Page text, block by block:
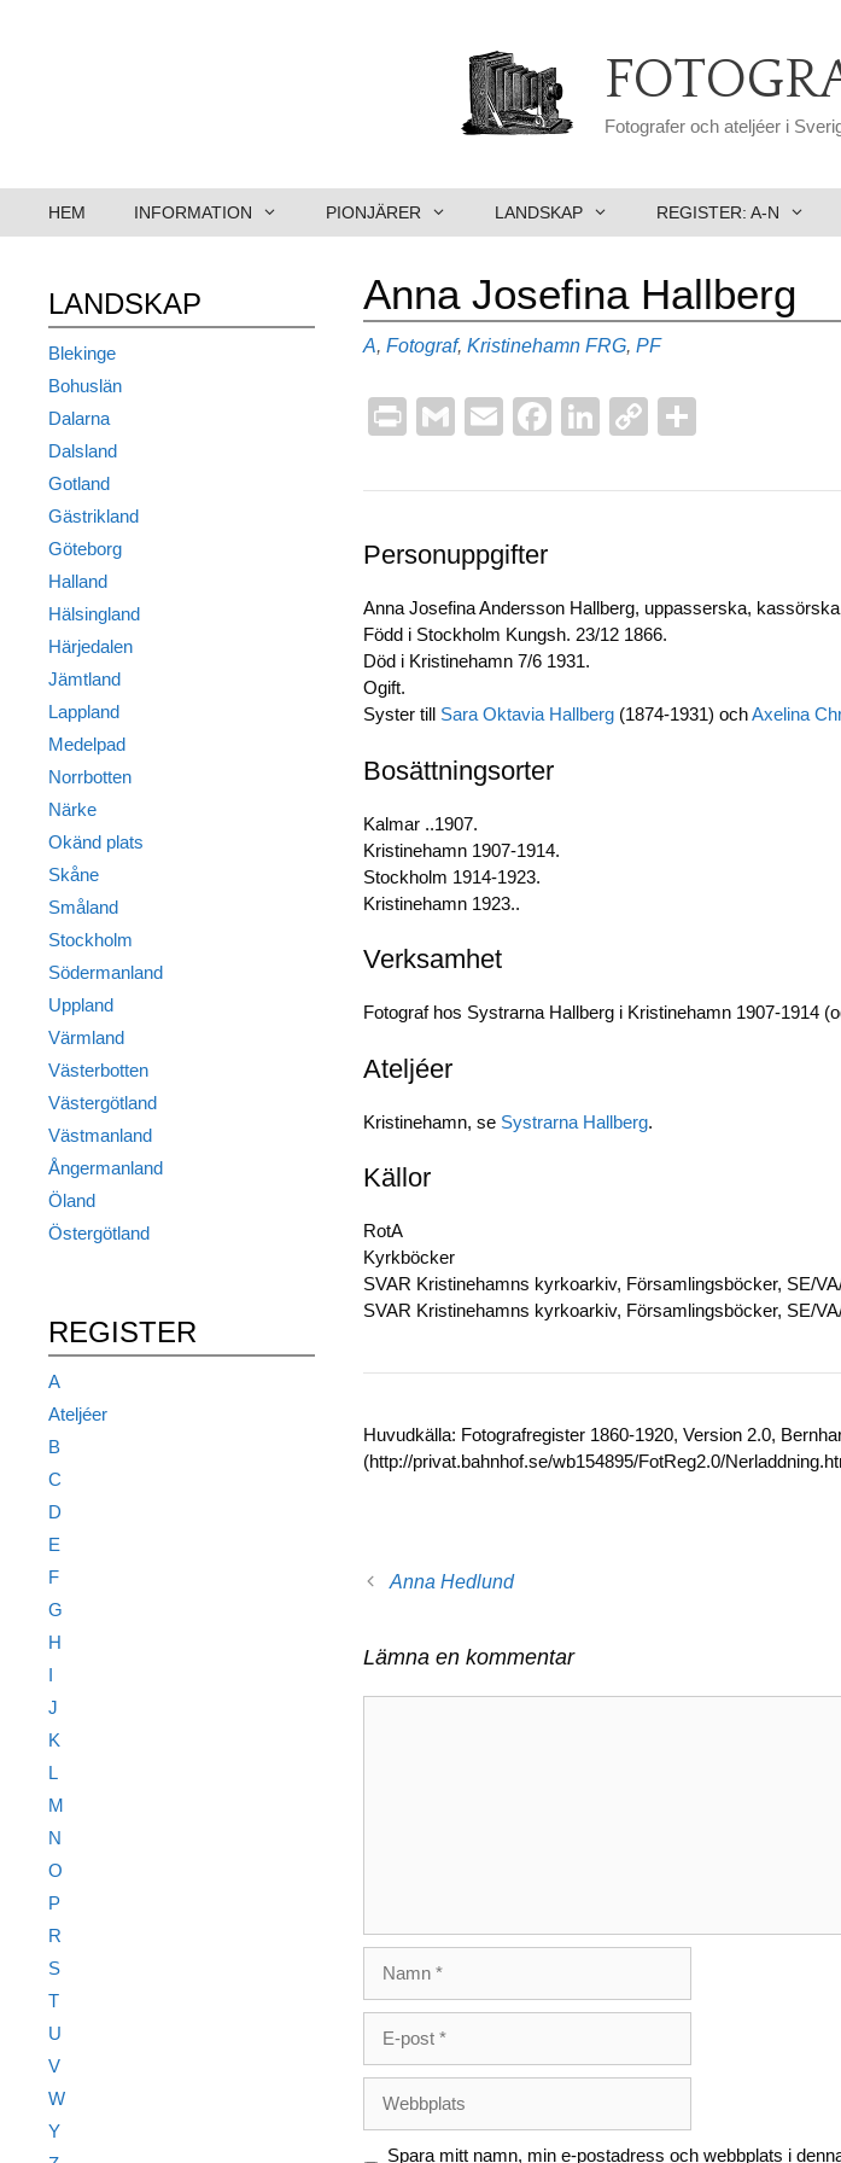
Fotografer och ateljéer i
HEM INFORMATION PIONJÄRER LANDSKAP REGISTER: A-N
Anna Josefina Hallberg
Kategorier
A, Fotograf, Kristinehamn Etiketter
FRG, PF
Pr
t
G
ail
E
ail
F
c
o
o
Li
k
n
C
p
n
k
a
Personuppgifter
Anna Josefina Andersson Hallberg, uppasserska,
Född i Stockholm Kungsh. 23/12 1866.
Död i Kristinehamn 7/6 1931.
Ogift.
Syster till Sara Oktavia Hallberg(1874-1931) ochAxelina
Bosättningsorter
Kalmar ..1907.
Kristinehamn 1907-1914.
Stockholm 1914-1923.
Kristinehamn 1923..
Verksamhet
Fotograf hos Systrarna Hallberg i Kristinehamn 1907-1914
Ateljéer
Kristinehamn, se Systrarna Hallberg.
Källor
RotA
Kyrkböcker
SVAR Kristinehamns kyrkoarkiv, Församlingsböcker, SE/
SVAR Kristinehamns kyrkoarkiv, Församlingsböcker, SE/
Huvudkälla: Fotografregister 1860-1920, Version 2.0,
(http://privat.bahnhof.se/wb154895/FotReg2.0/
Anna Hedlund
Lämna en kommentar
post
Spara mitt namn, min e-postadress och webbplats i
LANDSKAP
Blekinge
Bohuslän
Dalarna
Dalsland
Gotland
Gästrikland
Göteborg
Halland
Hälsingland
Härjedalen
Jämtland
Lappland
Medelpad
Norrbotten
Närke
Okänd plats
Skåne
Småland
Stockholm
Södermanland
Uppland
Värmland
Västerbotten
Västergötland
Västmanland
Ångermanland
Öland
Östergötland
REGISTER
A
Ateljéer
B
C
D
E
F
G
H
I
J
K
L
M
N
O
P
R
S
T
U
V
W
Y